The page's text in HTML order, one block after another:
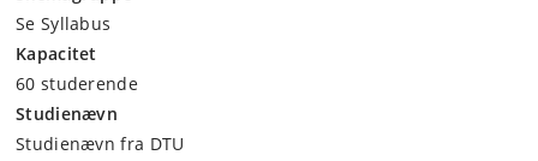
Se Syllabus
Kapacitet
60 studerende
Studienævn
Studienævn fra DTU